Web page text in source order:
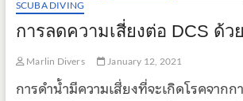
SCUBA DIVING
การลดความเสี่ยงต่อ DCS ด้ว
Marlin Divers January 12, 2021
การดำน้ำมีความเสี่ยงที่จะเกิดโรคจาก